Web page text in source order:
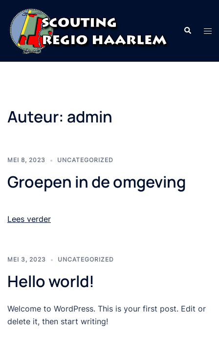
naar
inhoud
Zoeken
Auteur: admin
MEI 8, 2023 UNCATEGORIZED
Groepen in de omgeving
Lees verder
MEI 3, 2023 UNCATEGORIZED
Hello world!
Welcome to WordPress. This is your first post. Edit or
delete it, then start writing!